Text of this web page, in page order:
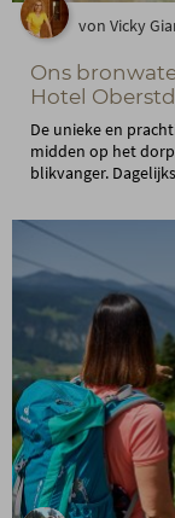
von Vicky
Ons
Hotel
De unieke en
midden op het
blikvanger.